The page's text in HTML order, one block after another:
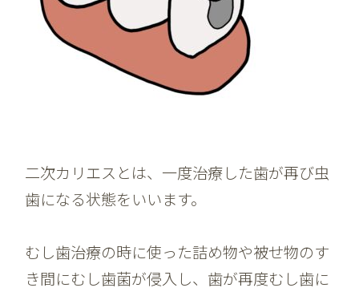
二次カリエスとは、一度治療した歯が再び虫
歯になる状態をいいます。
むし歯治療の時に使った詰め物や被せ物のす
き間にむし歯菌が侵入し、歯が再度むし歯に